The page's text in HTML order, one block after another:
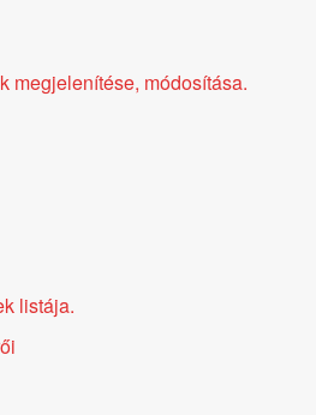
megjelenítése, módosítása.
listája.